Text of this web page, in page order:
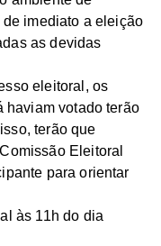
imediato a eleição
as devidas
eleitoral, os
haviam votado terão
terão que
Eleitoral
para orientar
às 11h do dia